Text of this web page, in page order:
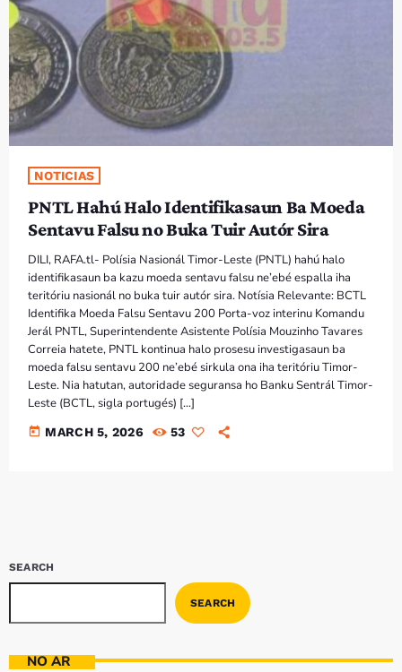
EVENTU SIRA
KONTAKTU SIRA
TÉTUM
PORTUGUÊS
PRÓXIMOS PROGRAMAS
NOTICIAS
PNTL Hahú Halo Identifikasaun Ba Moeda
Sentavu Falsu no Buka Tuir Autór Sira
DILI, RAFA.tl- Polísia Nasionál Timor-Leste (PNTL) hahú halo
identifikasaun ba kazu moeda sentavu falsu ne’ebé espalla iha
teritóriu nasionál no buka tuir autór sira. Notísia Relevante: BCTL
Identifika Moeda Falsu Sentavu 200 Porta-voz interinu Komandu
Jerál PNTL, Superintendente Asistente Polísia Mouzinho Tavares
Correia hatete, PNTL kontinua halo prosesu investigasaun ba
moeda falsu sentavu 200 ne’ebé sirkula ona iha teritóriu Timor-
Leste. Nia hatutan, autoridade seguransa ho Banku Sentrál Timor-
Leste (BCTL, sigla portugés) […]
today MARCH 5, 2026 53
SEARCH
SEARCH
NO AR